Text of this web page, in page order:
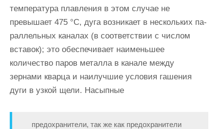
температура плавления в этом случае не
превышает 475 °С, дуга возникает в нескольких па­
раллельных каналах (в соответствии с числом
вставок); это обеспечи­вает наименьшее
количество паров металла в канале между
зернами кварца и наилучшие условия гашения
дуги в узкой щели. Насыпные
предохранители, так же как предохранители